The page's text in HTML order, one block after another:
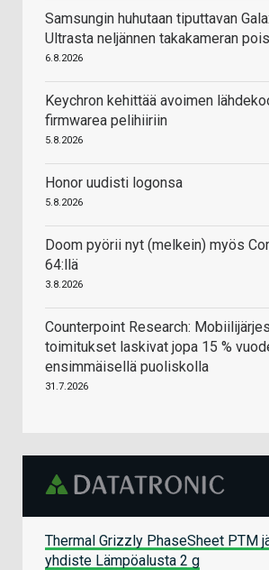
Samsungin huhutaan tiputtavan
Ultrasta neljännen takakameran pois
6.8.2026
Keychron kehittää avoimen
firmwarea pelihiiriin
5.8.2026
Honor uudisti logonsa
5.8.2026
Doom pyörii nyt (melkein) myös
64:llä
3.8.2026
Counterpoint Research:
toimitukset laskivat jopa 15 %
ensimmäisellä puoliskolla
31.7.2026
Thermal Grizzly PhaseSheet PTM
yhdiste Lämpöalusta 2 g